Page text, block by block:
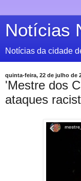
Notícias
Notícias da cidade
quinta-feira, 22 de julho de
'Mestre dos
ataques